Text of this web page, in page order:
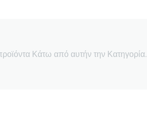
Κάτω από αυτήν την Κατηγορία.